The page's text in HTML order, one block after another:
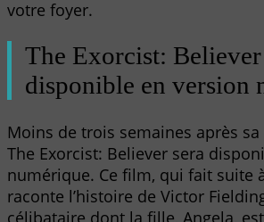
votre foyer.
The Exorcist:
disponible en version
Moins de trois semaines après
The Exorcist: Believer sera
numérique. Ce film, qui fait suite
raconte l’histoire de Victor